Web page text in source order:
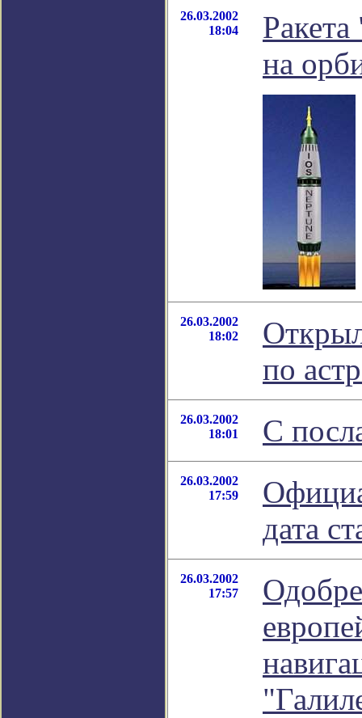
26.03.2002
18:04
на
26.03.2002
18:02
по
26.03.2002
18:01
С
26.03.2002
17:59
дата
26.03.2002
17:57